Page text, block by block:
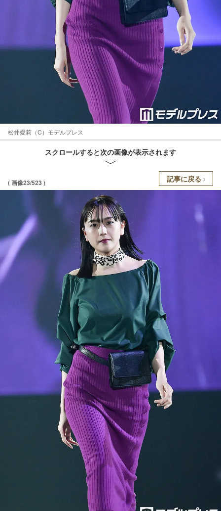
松井愛莉（C）モデルプレス
スクロールすると次の画像が表示されます
( 画像23/523 ) 記事に戻る